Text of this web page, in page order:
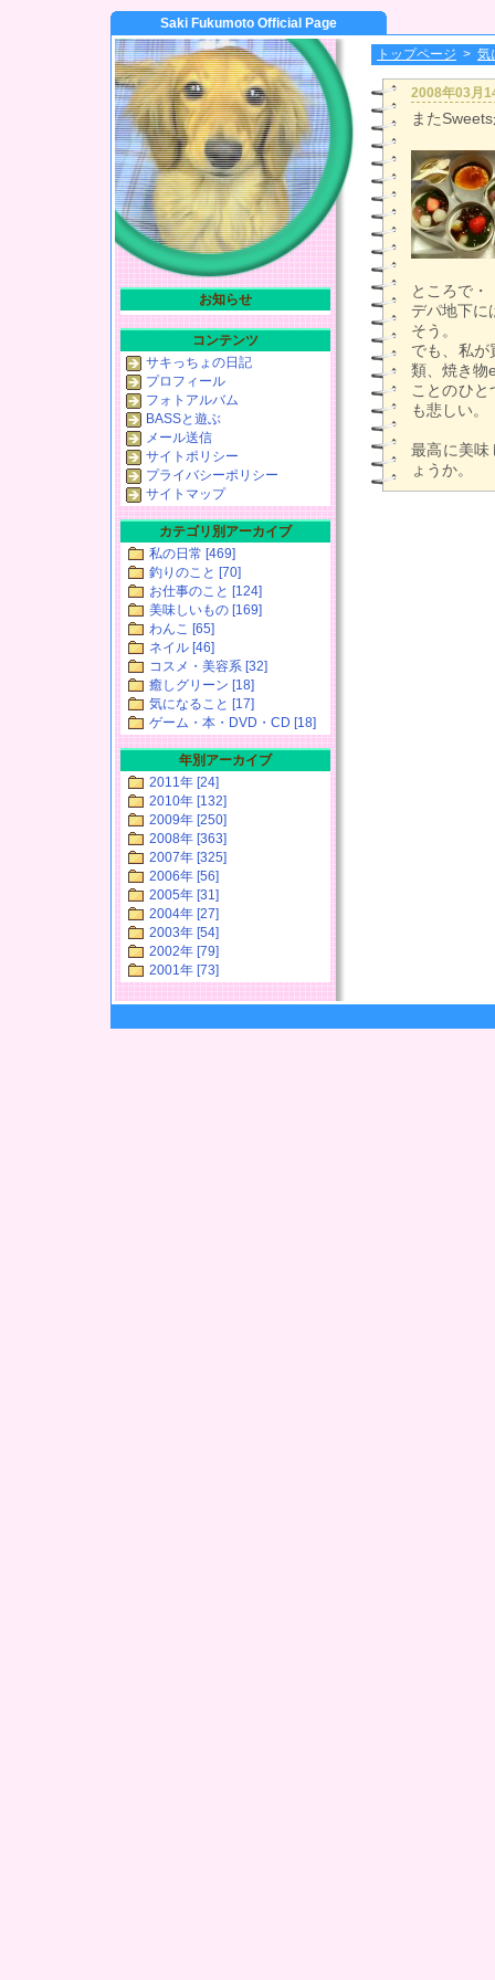
Saki Fukumoto Official Page
トップページ > 気
2008年03月
また
ところで・
デパ地下に
そう。
でも、私が
類、焼き物
ことのひ
も悲しい。
最高に美味
ょうか。
お知らせ
コンテンツ
サキっちょの日記
プロフィール
フォトアルバム
BASSと遊ぶ
メール送信
サイトポリシー
プライバシーポリシー
サイトマップ
カテゴリ別アーカイブ
私の日常 [469]
釣りのこと [70]
お仕事のこと [124]
美味しいもの [169]
わんこ [65]
ネイル [46]
コスメ・美容系 [32]
癒しグリーン [18]
気になること [17]
ゲーム・本・DVD・CD [18]
年別アーカイブ
2011年 [24]
2010年 [132]
2009年 [250]
2008年 [363]
2007年 [325]
2006年 [56]
2005年 [31]
2004年 [27]
2003年 [54]
2002年 [79]
2001年 [73]